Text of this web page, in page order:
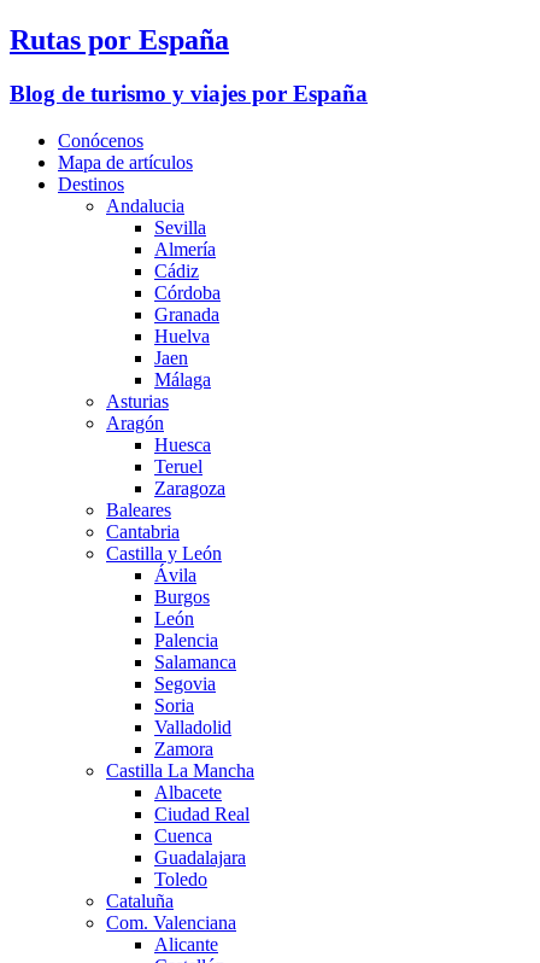
Rutas por España
Blog de turismo y viajes por España
Conócenos
Mapa de artículos
Destinos
Andalucia
Sevilla
Almería
Cádiz
Córdoba
Granada
Huelva
Jaen
Málaga
Asturias
Aragón
Huesca
Teruel
Zaragoza
Baleares
Cantabria
Castilla y León
Ávila
Burgos
León
Palencia
Salamanca
Segovia
Soria
Valladolid
Zamora
Castilla La Mancha
Albacete
Ciudad Real
Cuenca
Guadalajara
Toledo
Cataluña
Com. Valenciana
Alicante